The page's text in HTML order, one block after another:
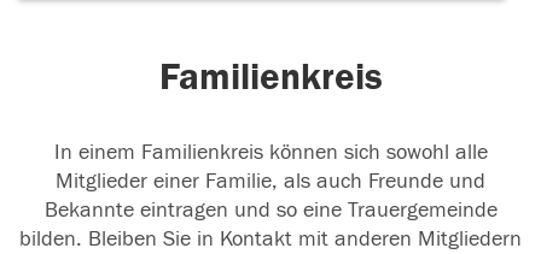
Familienkreis
In einem Familienkreis können sich sowohl alle
Mitglieder einer Familie, als auch Freunde und
Bekannte eintragen und so eine Trauergemeinde
bilden. Bleiben Sie in Kontakt mit anderen Mitgliedern